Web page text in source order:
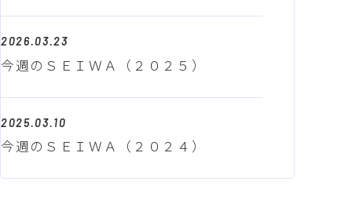
2026.03.23
今週のＳＥＩＷＡ（２０２５）
2025.03.10
今週のＳＥＩＷＡ（２０２４）